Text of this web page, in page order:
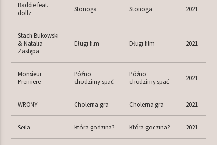
Radio Orbit
Baddie feat.
dollz
Stonoga Stonoga 2021
Stach Bukowski
& Natalia
Zastępa
Długi film Długi film 2021
Monsieur
Premiere
Późno
chodzimy spać
Późno
chodzimy spać
2021
WRONY Cholerna gra Cholerna gra 2021
Seila Która godzina? Która godzina? 2021